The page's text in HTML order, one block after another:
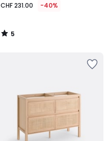
CHF 231.00 -40%
5
/